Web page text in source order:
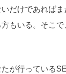
だけであれば
もいる。そこ
が行っている